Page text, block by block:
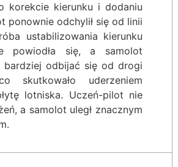
korekcie kierunku i dodaniu
ponownie odchylił się od linii
ustabilizowania kierunku
powiodła się, a samolot
bardziej odbijać się od drogi
skutkowało uderzeniem
lotniska. Uczeń-pilot nie
a samolot uległ znacznym